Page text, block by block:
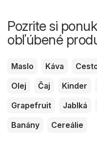
Pozrite si
obľúbené
Maslo Káva
Olej
Čaj Kinder
Grapefruit
Jablká
Banány
Cereálie